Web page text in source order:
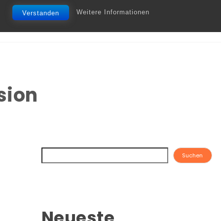
Verstanden Weitere Informationen
Suchen